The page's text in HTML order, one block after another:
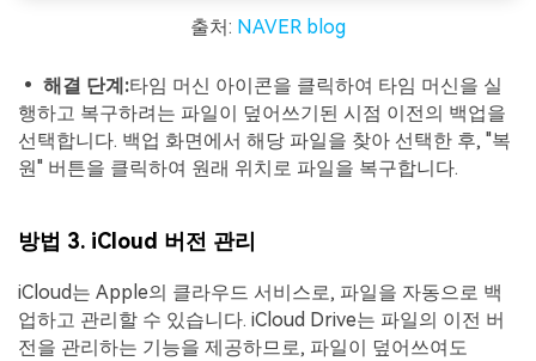
출처: NAVER blog
• 해결 단계:타임 머신 아이콘을 클릭하여 타임 머신을 실
행하고 복구하려는 파일이 덮어쓰기된 시점 이전의 백업을
선택합니다. 백업 화면에서 해당 파일을 찾아 선택한 후, "복
원" 버튼을 클릭하여 원래 위치로 파일을 복구합니다.
방법 3. iCloud 버전 관리
iCloud는 Apple의 클라우드 서비스로, 파일을 자동으로 백
업하고 관리할 수 있습니다. iCloud Drive는 파일의 이전 버
전을 관리하는 기능을 제공하므로, 파일이 덮어쓰여도